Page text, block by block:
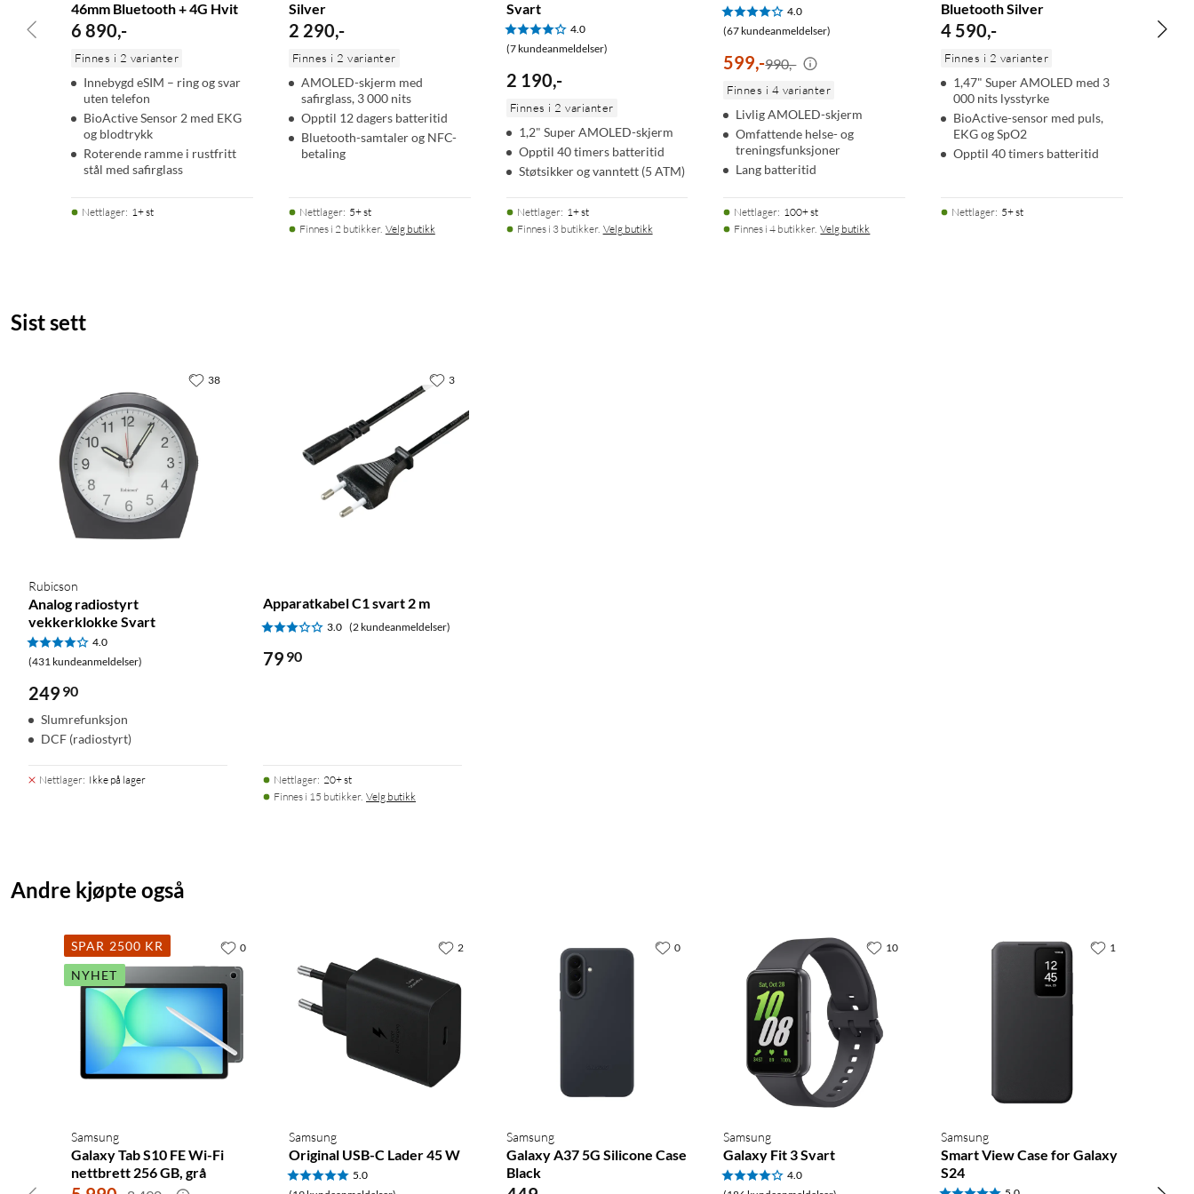
Galaxy Watch Ultra (2025)
Trådløs lader
Klokkearmbånd
Hurtigstartguide
46mm Bluetooth + 4G Hvit
6 890,-
Finnes i 2 varianter
Innebygd eSIM – ring og svar
uten telefon
BioActive Sensor 2 med EKG
og blodtrykk
Roterende ramme i rustfritt
stål med safirglass
Nettlager: 1+ st
Silver
2 290,-
Finnes i 2 varianter
AMOLED-skjerm med
safirglass, 3 000 nits
Opptil 12 dagers batteritid
Bluetooth-samtaler og NFC-
betaling
Nettlager: 5+ st
Finnes i 2 butikker. Velg butikk
Svart
4.0
(7 kundeanmeldelser)
2 190,-
Finnes i 2 varianter
1,2" Super AMOLED-skjerm
Opptil 40 timers batteritid
Støtsikker og vanntett (5 ATM)
Nettlager: 1+ st
Finnes i 3 butikker. Velg butikk
4.0
(67 kundeanmeldelser)
599,-990,-
Finnes i 4 varianter
Livlig AMOLED-skjerm
Omfattende helse- og
treningsfunksjoner
Lang batteritid
Nettlager: 100+ st
Finnes i 4 butikker. Velg butikk
Bluetooth Silver
4 590,-
Finnes i 2 varianter
1,47" Super AMOLED med 3
000 nits lysstyrke
BioActive-sensor med puls,
EKG og SpO2
Opptil 40 timers batteritid
Nettlager: 5+ st
Sist sett
Rubicson
Analog radiostyrt
vekkerklokke Svart
4.0
(431 kundeanmeldelser)
249 90
Slumrefunksjon
DCF (radiostyrt)
Nettlager: Ikke på lager
38
Apparatkabel C1 svart 2 m
3.0 (2 kundeanmeldelser)
79 90
Nettlager: 20+ st
Finnes i 15 butikker. Velg butikk
3
Andre kjøpte også
SPAR 2500 KR
NYHET
Samsung
Galaxy Tab S10 FE Wi-Fi
nettbrett 256 GB, grå
0
Samsung
Original USB-C Lader 45 W
5.0
2
Samsung
Galaxy A37 5G Silicone Case
Black
0
Samsung
Galaxy Fit 3 Svart
4.0
10
Samsung
Smart View Case for Galaxy
S24
1